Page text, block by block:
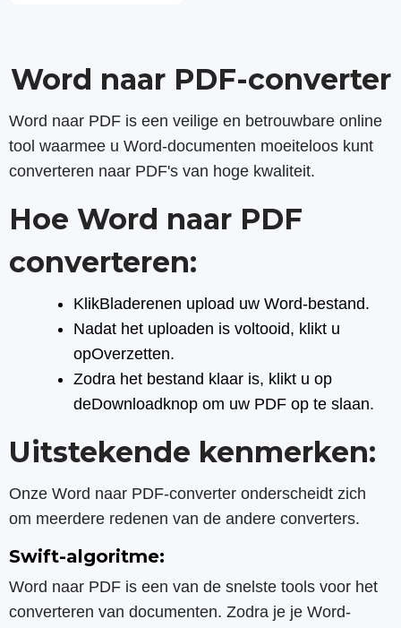
Word naar PDF-converter
Word naar PDF is een veilige en betrouwbare online
tool waarmee u Word-documenten moeiteloos kunt
converteren naar PDF's van hoge kwaliteit.
Hoe Word naar PDF
converteren:
KlikBladerenen upload uw Word-bestand.
Nadat het uploaden is voltooid, klikt u
opOverzetten.
Zodra het bestand klaar is, klikt u op
deDownloadknop om uw PDF op te slaan.
Uitstekende kenmerken:
Onze Word naar PDF-converter onderscheidt zich
om meerdere redenen van de andere converters.
Swift-algoritme:
Word naar PDF is een van de snelste tools voor het
converteren van documenten. Zodra je je Word-